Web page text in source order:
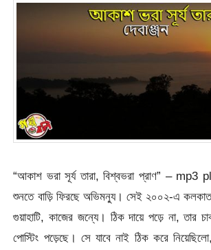
“আকাশ ভরা সূর্য তারা, বিশ্বভরা প্রাণ” – mp3
শুনতে বাড়ি ফিরছে অভিমন্যু। সেই ২০০২-এ
গুয়াহাটি, কাজের জন্যে। ঠিক দায়ে পড়ে না, তার
পোস্টিং পড়েছে। সে যাবে নাই ঠিক করে